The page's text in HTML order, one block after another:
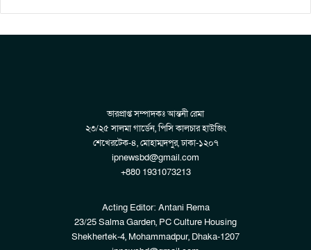
ভারপ্রাপ্ত সম্পাদকঃ আন্তনী রেমা
২৩/২৫ সালমা গার্ডেন, পিসি কালচার হাউজিং
শেখেরটেক-৪, মোহাম্মদপুর, ঢাকা-১২০৭
ipnewsbd@gmail.com
+880 1931073213
Acting Editor: Antani Rema
23/25 Salma Garden, PC Culture Housing
Shekhertek-4, Mohammadpur, Dhaka-1207